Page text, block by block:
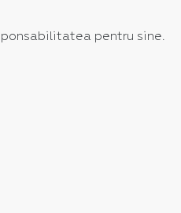
pentru sine.